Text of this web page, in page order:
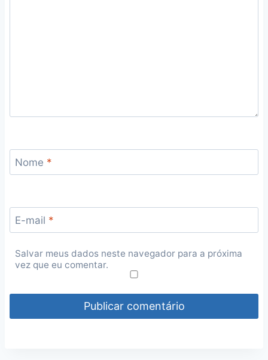
Nome *
E-mail *
Salvar meus dados neste navegador para a próxima
vez que eu comentar.